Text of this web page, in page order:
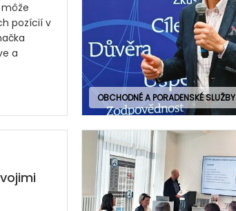
pozícií v
a
OBCHODNÉ A PORADENSKÉ SLUŽBY